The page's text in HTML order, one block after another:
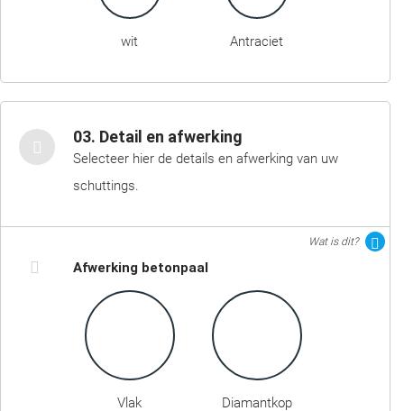
wit Antraciet
03. Detail en afwerking
Selecteer hier de details en afwerking van uw
schuttings.
Wat is dit?
Afwerking betonpaal
Vlak Diamantkop